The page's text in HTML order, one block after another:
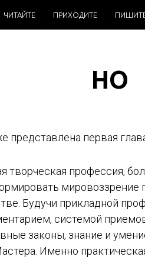
НО
представлена первая
творческая профессия,
мировоззрение
Будучи прикладной
системой
законы, знание и
Именно
ЧИТАЙТЕ ПРИХОДИТЕ